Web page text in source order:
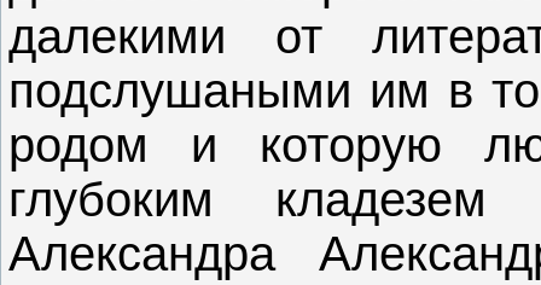
далекими от
подслушаными им в
родом и которую
глубоким
Александра